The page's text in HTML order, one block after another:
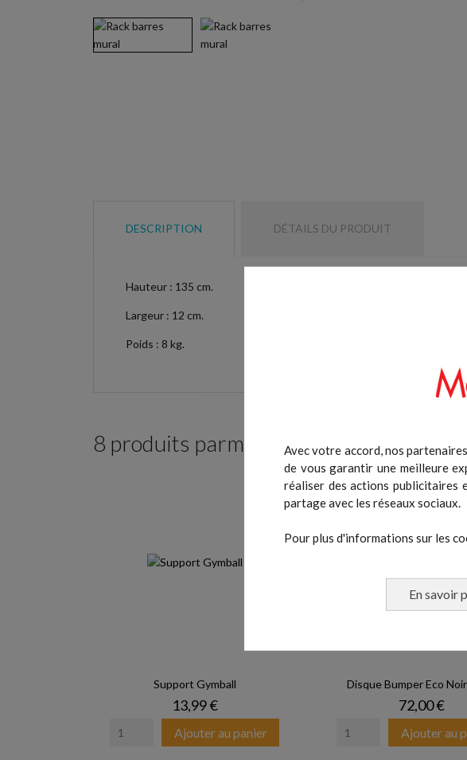
Avec votre accord, nos
de vous garantir une meilleure
réaliser des actions publicitaires
partage avec les réseaux sociaux.
Pour plus d'informations sur les
En savoir
DESCRIPTION DÉTAILS DU PRODUIT
Hauteur : 135 cm.
Largeur : 12 cm.
Poids : 8 kg.
8 produits parmi ceux de la même
Support Gymball
Prix
13,99 €
Ajouter au panier
Disque Bumper Eco
Prix
72,00 €
Ajouter au